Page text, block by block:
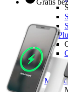
Gratis